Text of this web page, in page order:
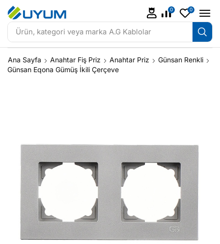
Ürün, kategori veya marka A.G Kablolar
0 0
Ana Sayfa Anahtar Fiş Priz Anahtar Priz
Günsan Renkli
Günsan Eqona Gümüş İkili Çerçeve